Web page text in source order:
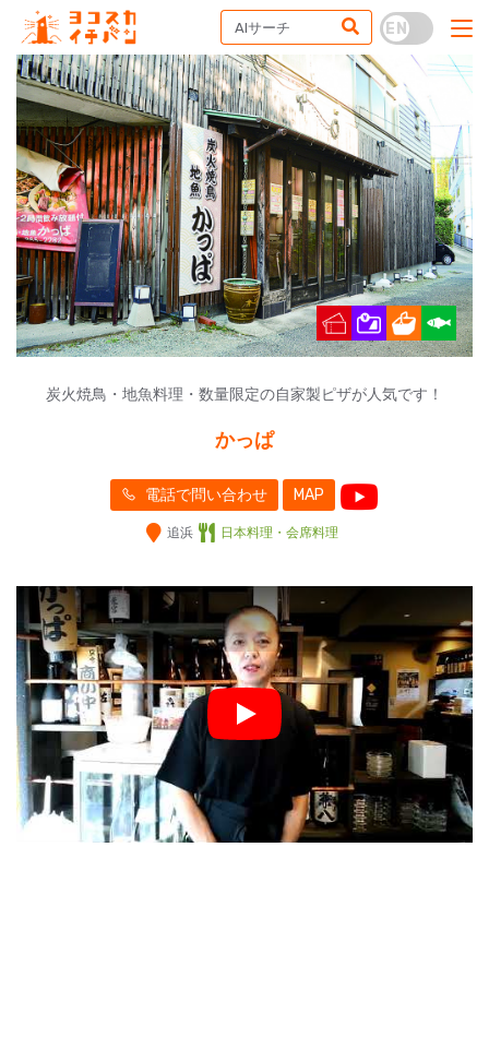
炭火焼鳥・地魚料理・数量限定の自家製ピザが人気です！
かっぱ
電話で問い合わせ MAP
追浜 日本料理・会席料理
Play